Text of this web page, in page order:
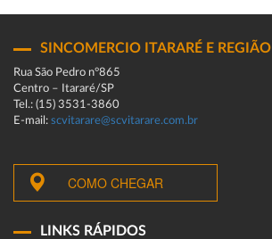
SINCOMERCIO ITARARÉ E REGIÃO
Rua São Pedro n°865
Centro – Itararé/SP
Tel.: (15) 3531-3860
E-mail: scvitarare@scvitarare.com.br
COMO CHEGAR
LINKS RÁPIDOS